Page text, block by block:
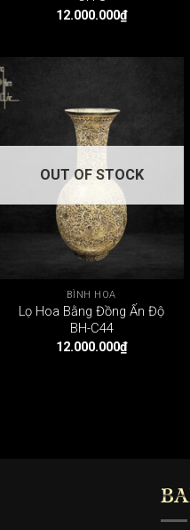
12.000.000₫
OUT OF STOCK
BÌNH HOA
Lọ Hoa Bằng Đồng Ấn Độ
BH-C44
12.000.000₫